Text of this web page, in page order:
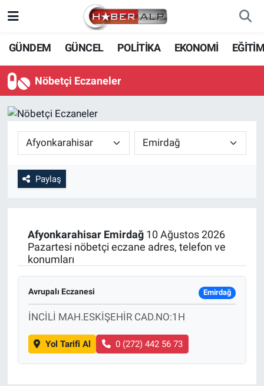
GÜNDEM GÜNCEL POLİTİKA EKONOMİ
Nöbetçi Eczaneler
Paylaş
Afyonkarahisar Emirdağ10 Ağustos 2026
Pazartesi nöbetçi eczane adres, telefon ve
konumları
Avrupalı Eczanesi Emirdağ
İNCİLİ MAH.ESKİŞEHİR CAD.NO:1H
Yol Tarifi Al 0 (272) 442 56 73
Nöbetçi Eczaneler
Hava Durumu
Süper Lig Puan Durumu ve Fikstür